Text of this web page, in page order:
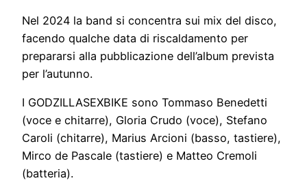
Nel 2024 la band si concentra sui mix del disco,
facendo qualche data di riscaldamento per
prepararsi alla pubblicazione dell’album prevista
per l’autunno.
I GODZILLASEXBIKE sono Tommaso Benedetti
(voce e chitarre), Gloria Crudo (voce), Stefano
Caroli (chitarre), Marius Arcioni (basso, tastiere),
Mirco de Pascale (tastiere) e Matteo Cremoli
(batteria).